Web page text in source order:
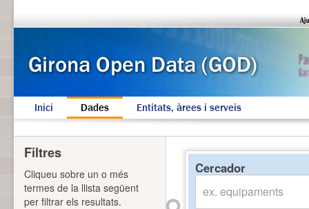
Inici Dades Entitats, àrees i serveis
Cercador
Filtres
Cliqueu sobre un o més
termes de la llista següent
per filtrar els resultats.